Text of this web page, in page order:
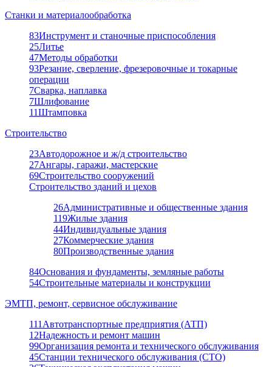
Станки и материалообработка
83Инструмент и станочные приспособления
25Литье
47Методы обработки
93Резание, сверление, фрезеровочные и токарные
операции
7Сварка, наплавка
7Шлифование
11Штамповка
Строительство
23Автодорожное и ж/д строительство
27Ангары, гаражи, мастерские
69Строительство сооружений
Строительство зданий и цехов
26Административные и общественные здания
119Жилые здания
44Индивидуальные здания
27Коммерческие здания
80Производственные здания
84Основания и фундаменты, земляные работы
54Строительные материалы и конструкции
ЭМТП, ремонт, сервисное обслуживание
111 Автотранспортные предприятия (АТП)
12Надежность и ремонт машин
99Организация ремонта и технического обслуживания
45Станции технического обслуживания (СТО)